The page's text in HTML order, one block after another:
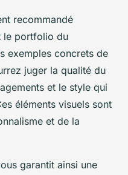
recommandé
le portfolio du
exemples concrets de
juger la qualité du
et le style qui
éléments visuels sont
et de la
garantit ainsi une